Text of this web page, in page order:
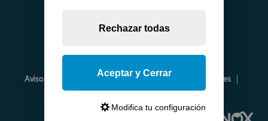
Aviso Legal Política de Privacidad
Política de Cookies
Envíos y Devoluciones
Opiniones
Rechazar todas
Aceptar y Cerrar
Modifica tu configuración